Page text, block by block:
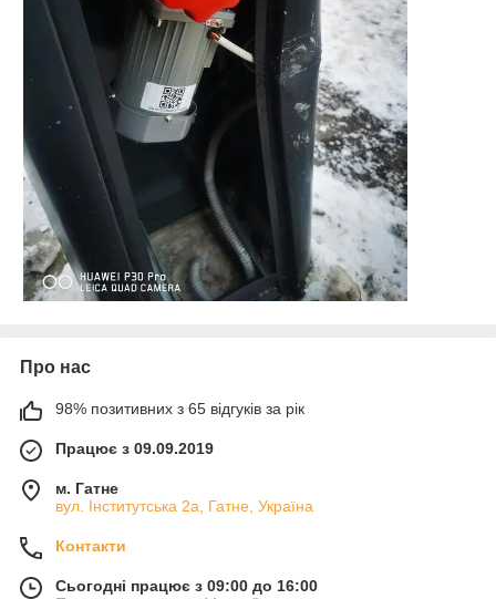
Про нас
98% позитивних з 65 відгуків за рік
Працює з 09.09.2019
м. Гатне
вул. Інститутська 2а, Гатне, Україна
Контакти
Сьогодні працює з 09:00 до 16:00